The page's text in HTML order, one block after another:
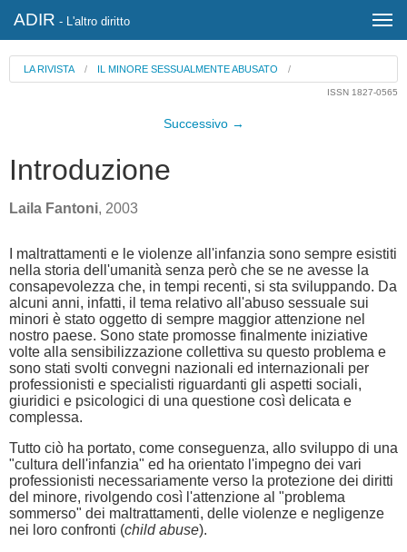
ADIR - L'altro diritto
LA RIVISTA / IL MINORE SESSUALMENTE ABUSATO /
ISSN 1827-0565
Successivo →
Introduzione
Laila Fantoni, 2003
I maltrattamenti e le violenze all'infanzia sono sempre esistiti
nella storia dell'umanità senza però che se ne avesse la
consapevolezza che, in tempi recenti, si sta sviluppando. Da
alcuni anni, infatti, il tema relativo all'abuso sessuale sui
minori è stato oggetto di sempre maggior attenzione nel
nostro paese. Sono state promosse finalmente iniziative
volte alla sensibilizzazione collettiva su questo problema e
sono stati svolti convegni nazionali ed internazionali per
professionisti e specialisti riguardanti gli aspetti sociali,
giuridici e psicologici di una questione così delicata e
complessa.
Tutto ciò ha portato, come conseguenza, allo sviluppo di una
"cultura dell'infanzia" ed ha orientato l'impegno dei vari
professionisti necessariamente verso la protezione dei diritti
del minore, rivolgendo così l'attenzione al "problema
sommerso" dei maltrattamenti, delle violenze e negligenze
nei loro confronti (child abuse).